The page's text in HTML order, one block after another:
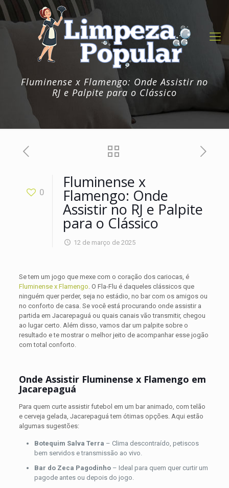
Fluminense x Flamengo: Onde Assistir no
RJ e Palpite para o Clássico
0
Fluminense x
Flamengo: Onde
Assistir no RJ e Palpite
para o Clássico
12 de março de 2025
Se tem um jogo que mexe com o coração dos cariocas, é
Fluminense x Flamengo. O Fla-Flu é daqueles clássicos que
ninguém quer perder, seja no estádio, no bar com os amigos ou
no conforto de casa. Se você está procurando onde assistir a
partida em Jacarepaguá ou quais canais vão transmitir, chegou
ao lugar certo. Além disso, vamos dar um palpite sobre o
resultado e te mostrar o melhor jeito de acompanhar esse jogão
com total conforto.
Onde Assistir Fluminense x Flamengo em
Jacarepaguá
Para quem curte assistir futebol em um bar animado, com telão
e cerveja gelada, Jacarepaguá tem ótimas opções. Aqui estão
algumas sugestões:
Botequim Salva Terra – Clima descontraído, petiscos
bem servidos e transmissão ao vivo.
Bar do Zeca Pagodinho– Ideal para quem quer curtir um
pagode antes ou depois do jogo.